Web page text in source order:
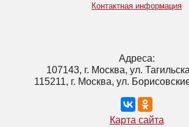
Контактная информация
Адреса:
107143, г. Москва, ул.
115211, г. Москва, ул.
Карта сайта